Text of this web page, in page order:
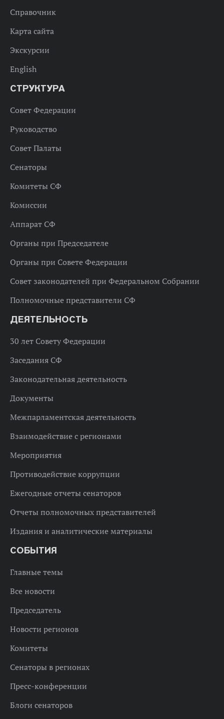
Справочник
Карта сайта
Экскурсии
English
СТРУКТУРА
Совет Федерации
Руководство
Совет Палаты
Сенаторы
Комитеты СФ
Комиссии
Аппарат СФ
Органы при Председателе
Органы при Совете Федерации
Совет законодателей при Федеральном Собрании
Полномочные представители СФ
ДЕЯТЕЛЬНОСТЬ
30 лет Совету Федерации
Заседания СФ
Законодательная деятельность
Документы
Межпарламентская деятельность
Взаимодействие с регионами
Мероприятия
Противодействие коррупции
Ежегодные отчеты сенаторов
Отчеты полномочных представителей
Издания и аналитические материалы
СОБЫТИЯ
Главные темы
Все новости
Председатель
Новости регионов
Комитеты
Сенаторы в регионах
Пресс-конференции
Блоги сенаторов